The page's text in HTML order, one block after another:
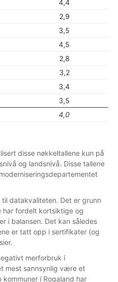
4,4
2,9
3,5
4,5
2,8
3,2
3,4
3,5
4,0
disse nøkkeltallene kun på
og landsnivå. Disse tallene
datakvaliteten. Det er grunn
har fordelt kortsiktige og
i balansen. Det kan således
er tatt opp i sertifikater (og
merforbruk i
mest sannsynlig være et
i Rogaland har